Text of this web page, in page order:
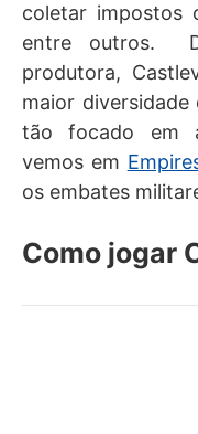
coletar impostos
entre outros.
produtora,
maior
tão focado em
vemos em
os embates
Como jogar